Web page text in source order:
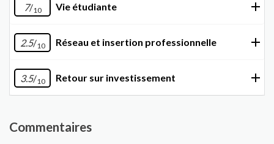
7/10 Vie étudiante
2.5/10 Réseau et insertion professionnelle
3.5/10 Retour sur investissement
Commentaires